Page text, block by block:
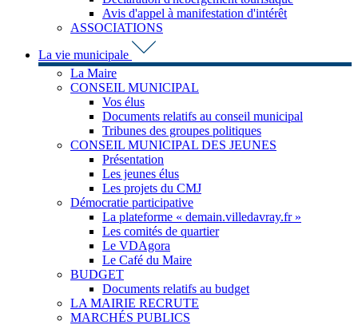
Avis d'appel à manifestation d'intérêt
ASSOCIATIONS
La vie municipale
La Maire
CONSEIL MUNICIPAL
Vos élus
Documents relatifs au conseil municipal
Tribunes des groupes politiques
CONSEIL MUNICIPAL DES JEUNES
Présentation
Les jeunes élus
Les projets du CMJ
Démocratie participative
La plateforme « demain.villedavray.fr »
Les comités de quartier
Le VDAgora
Le Café du Maire
BUDGET
Documents relatifs au budget
LA MAIRIE RECRUTE
MARCHÉS PUBLICS